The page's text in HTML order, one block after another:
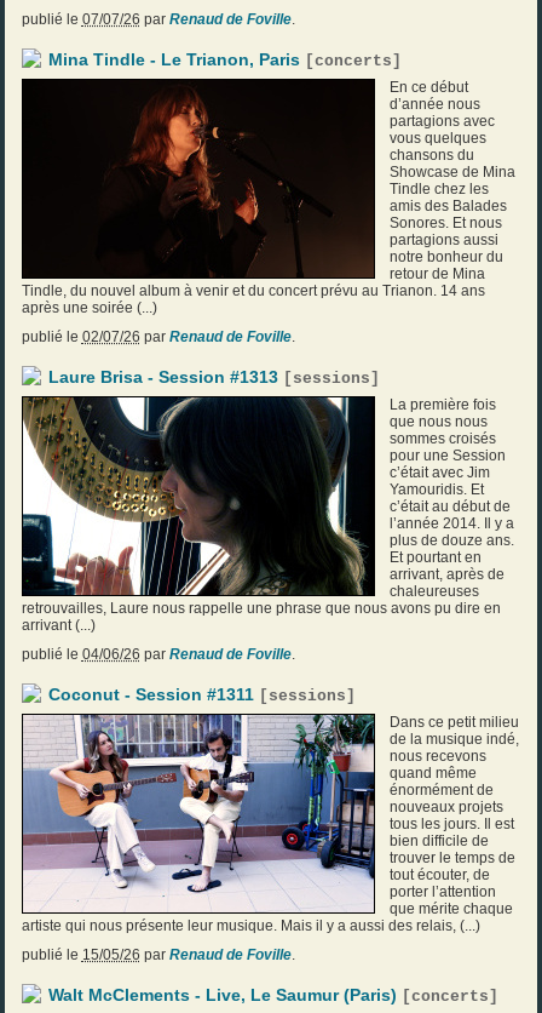
publié le 07/07/26 par Renaud de Foville.
Mina Tindle - Le Trianon, Paris [concerts ]
En ce début
d’année nous
partagions avec
vous quelques
chansons du
Showcase de Mina
Tindle chez les
amis des Balades
Sonores. Et nous
partagions aussi
notre bonheur du
retour de Mina
Tindle, du nouvel album à venir et du concert prévu au Trianon. 14 ans
après une soirée (...)
publié le 02/07/26 par Renaud de Foville.
Laure Brisa - Session #1313 [ sessions ]
La première fois
que nous nous
sommes croisés
pour une Session
c’était avec Jim
Yamouridis. Et
c’était au début de
l’année 2014. Il y a
plus de douze ans.
Et pourtant en
arrivant, après de
chaleureuses
retrouvailles, Laure nous rappelle une phrase que nous avons pu dire en
arrivant (...)
publié le 04/06/26 par Renaud de Foville.
Coconut - Session #1311 [ sessions ]
Dans ce petit milieu
de la musique indé,
nous recevons
quand même
énormément de
nouveaux projets
tous les jours. Il est
bien difficile de
trouver le temps de
tout écouter, de
porter l’attention
que mérite chaque
artiste qui nous présente leur musique. Mais il y a aussi des relais, (...)
publié le 15/05/26 par Renaud de Foville.
Walt McClements - Live, Le Saumur (Paris) [concerts ]